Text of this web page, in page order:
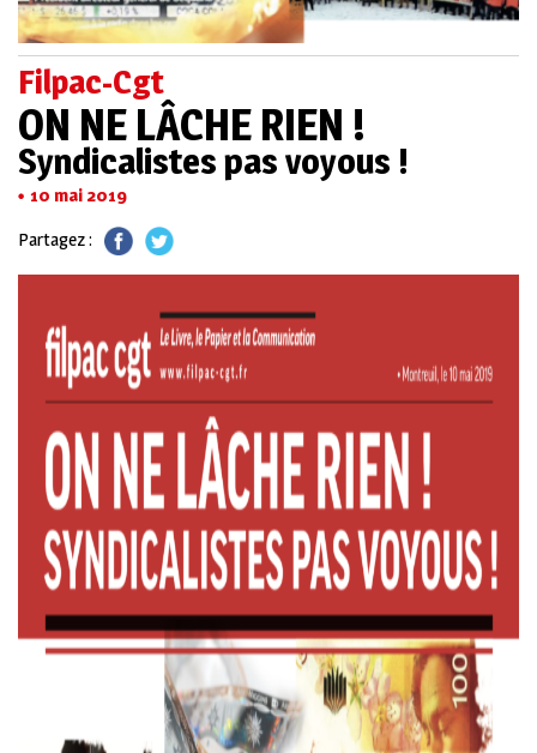
Filpac-Cgt
ON NE LÂCHE RIEN !
Syndicalistes pas voyous !
10 mai 2019
Partagez :